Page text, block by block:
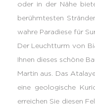
oder in der Nähe
berühmtesten
wahre Paradiese für
Der Leuchtturm von
Ihnen dieses schöne
Martin aus. Das
eine geologische
erreichen Sie diesen